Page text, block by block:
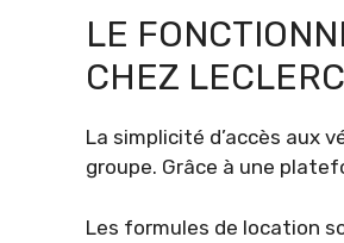
LE
CHEZ
La simplicité d’accès aux
groupe. Grâce à une
Les formules de location